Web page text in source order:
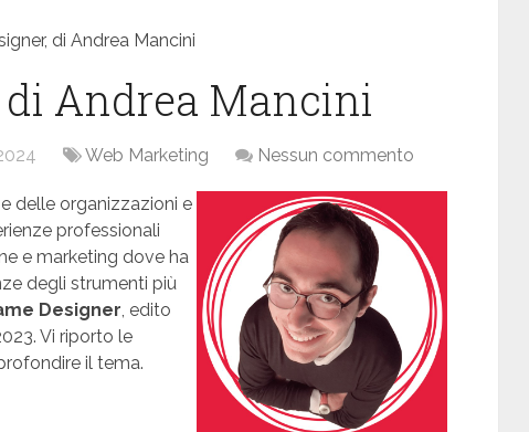
di Andrea Mancini
di Andrea Mancini
Web Marketing Nessun commento
delle organizzazioni e
professionali
e marketing dove ha
degli strumenti più
Designer , edito
Vi riporto le
il tema.